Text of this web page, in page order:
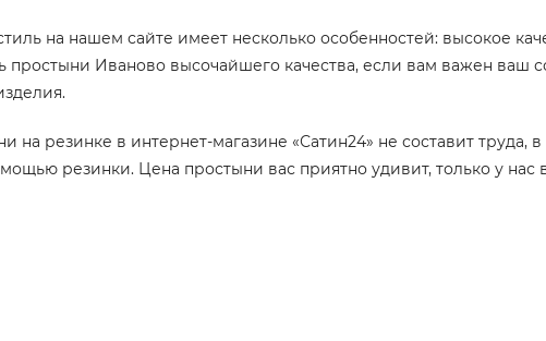
на нашем сайте имеет несколько особенностей: высокое
простыни Иваново высочайшего качества, если вам важен ваш
на резинке в интернет-магазине «Сатин24» не составит труда,
резинки. Цена простыни вас приятно удивит, только у